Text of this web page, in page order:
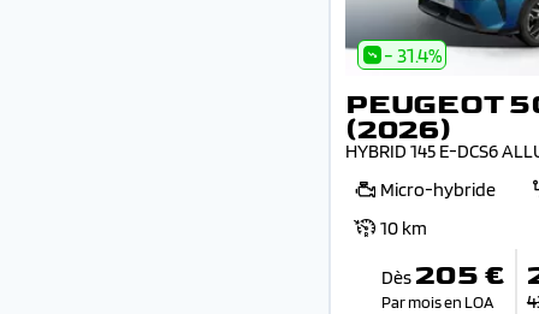
- 31.4%
PEUGEOT
(2026)
HYBRID 145 E-DCS6
Micro-hybride
10 km
Dès 205 €
Par mois en LOA